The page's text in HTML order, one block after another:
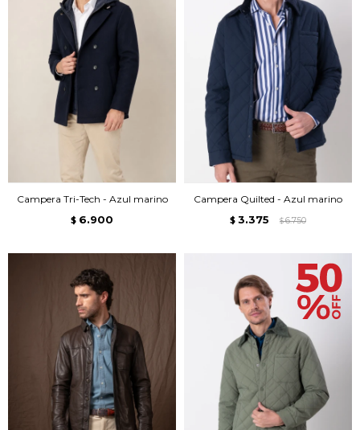
Campera Tri-Tech - Azul marino
$ 6.900
Campera Quilted - Azul marino
$ 3.375 $ 6.750